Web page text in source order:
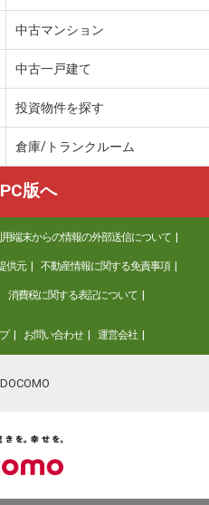
中古マンション
中古一戸建て
投資物件を探す
倉庫/トランクルーム
PC版へ
端末からの情報の外部送信について
供元 不動産情報に関する免責事項
消費税に関する表記について
お問い合わせ 運営会社